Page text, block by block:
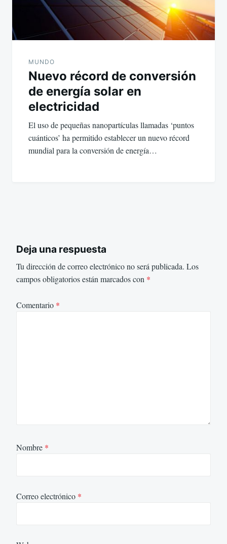
MUNDO
Nuevo récord de conversión
de energía solar en
electricidad
El uso de pequeñas nanopartículas llamadas ‘puntos
cuánticos’ ha permitido establecer un nuevo récord
mundial para la conversión de energía…
Deja una respuesta
Tu dirección de correo electrónico no será publicada. Los
campos obligatorios están marcados con *
Comentario *
Nombre *
Correo electrónico *